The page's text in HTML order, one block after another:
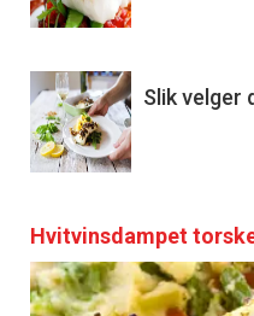
Slik velger
Hvitvinsdampet